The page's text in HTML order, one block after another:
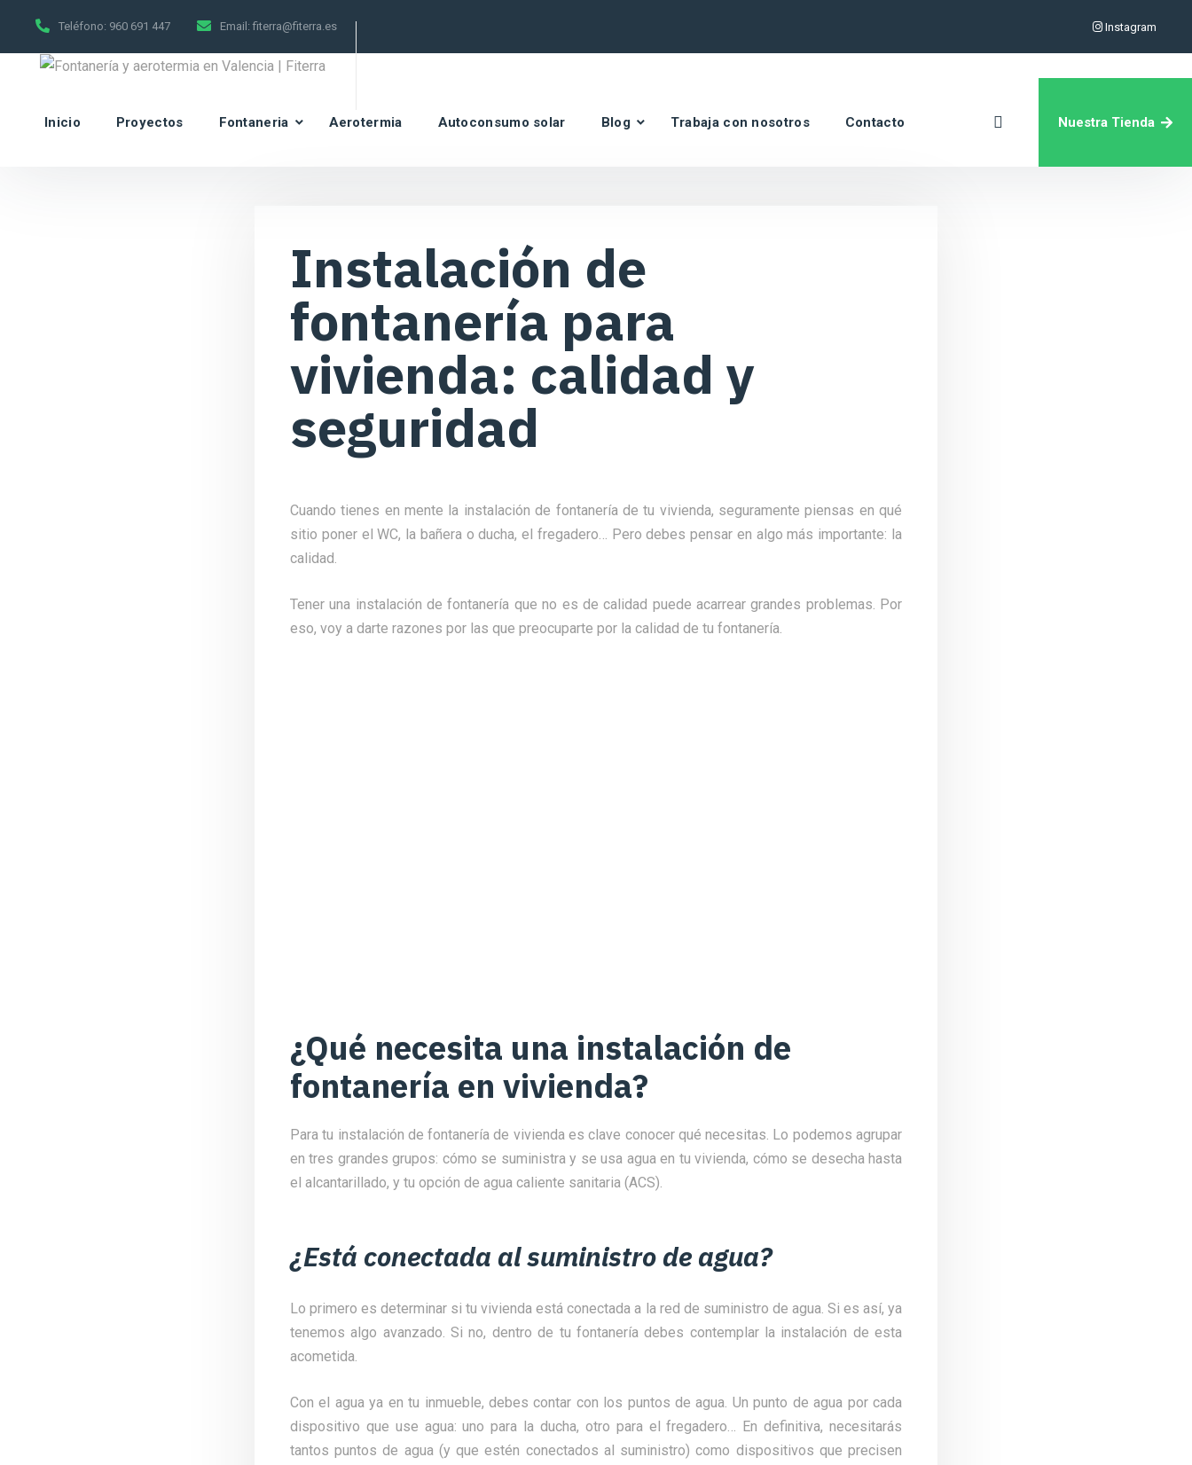
Teléfono: 960 691 447 Email: fiterra@fiterra.es Instagram
Inicio Proyectos Fontaneria Aerotermia Autoconsumo solar Blog Trabaja con nosotros Contacto Nuestra Tienda
Instalación de
fontanería para
vivienda: calidad y
seguridad
Cuando tienes en mente la instalación de fontanería de tu vivienda, seguramente piensas en qué
sitio poner el WC, la bañera o ducha, el fregadero… Pero debes pensar en algo más importante: la
calidad.
Tener una instalación de fontanería que no es de calidad puede acarrear grandes problemas. Por
eso, voy a darte razones por las que preocuparte por la calidad de tu fontanería.
¿Qué necesita una instalación de
fontanería en vivienda?
Para tu instalación de fontanería de vivienda es clave conocer qué necesitas. Lo podemos agrupar
en tres grandes grupos: cómo se suministra y se usa agua en tu vivienda, cómo se desecha hasta
el alcantarillado, y tu opción de agua caliente sanitaria (ACS).
¿Está conectada al suministro de agua?
Lo primero es determinar si tu vivienda está conectada a la red de suministro de agua. Si es así, ya
tenemos algo avanzado. Si no, dentro de tu fontanería debes contemplar la instalación de esta
acometida.
Con el agua ya en tu inmueble, debes contar con los puntos de agua. Un punto de agua por cada
dispositivo que use agua: uno para la ducha, otro para el fregadero… En definitiva, necesitarás
tantos puntos de agua (y que estén conectados al suministro) como dispositivos que precisen